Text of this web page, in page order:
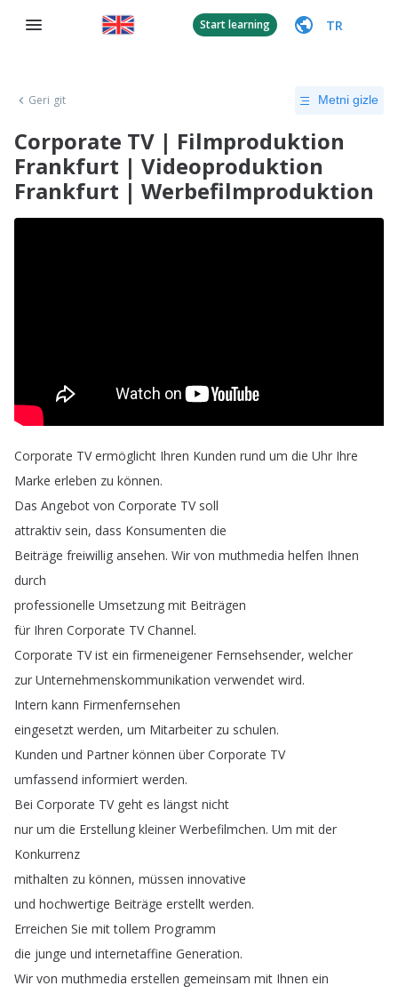
Start learning TR
Geri git Metni gizle
Corporate TV | Filmproduktion
Frankfurt | Videoproduktion
Frankfurt | Werbefilmproduktion
Corporate TV ermöglicht Ihren Kunden rund um die Uhr Ihre
Marke erleben zu können.
Das Angebot von Corporate TV soll
attraktiv sein, dass Konsumenten die
Beiträge freiwillig ansehen. Wir von muthmedia helfen Ihnen
durch
professionelle Umsetzung mit Beiträgen
für Ihren Corporate TV Channel.
Corporate TV ist ein firmeneigener Fernsehsender, welcher
zur Unternehmenskommunikation verwendet wird.
Intern kann Firmenfernsehen
eingesetzt werden, um Mitarbeiter zu schulen.
Kunden und Partner können über Corporate TV
umfassend informiert werden.
Bei Corporate TV geht es längst nicht
nur um die Erstellung kleiner Werbefilmchen. Um mit der
Konkurrenz
mithalten zu können, müssen innovative
und hochwertige Beiträge erstellt werden.
Erreichen Sie mit tollem Programm
die junge und internetaffine Generation.
Wir von muthmedia erstellen gemeinsam mit Ihnen ein